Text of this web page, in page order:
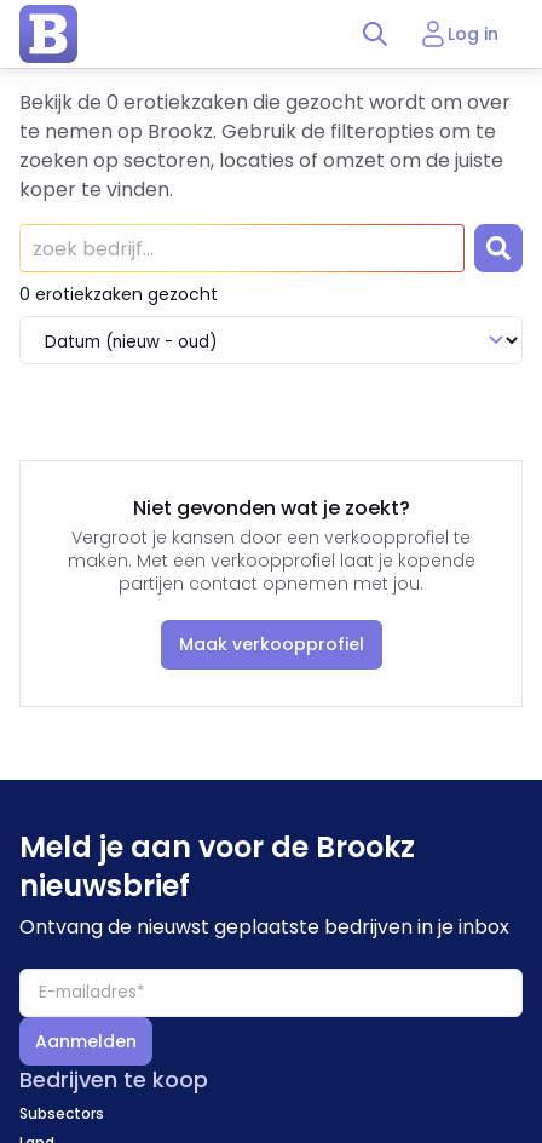
Log in
Bekijk de 0 erotiekzaken die gezocht wordt om over
te nemen op Brookz. Gebruik de filteropties om te
zoeken op sectoren, locaties of omzet om de juiste
koper te vinden.
0 erotiekzaken gezocht
Niet gevonden wat je zoekt?
Vergroot je kansen door een verkoopprofiel te
maken. Met een verkoopprofiel laat je kopende
partijen contact opnemen met jou.
Maak verkoopprofiel
Meld je aan voor de Brookz
nieuwsbrief
Ontvang de nieuwst geplaatste bedrijven in je inbox
Aanmelden
Bedrijven te koop
Subsectors